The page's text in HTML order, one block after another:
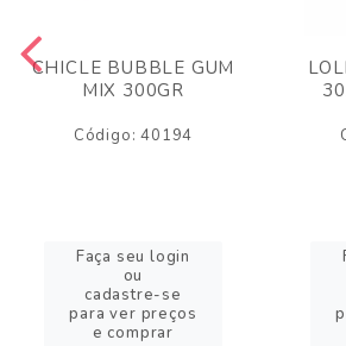
CHICLE BUBBLE GUM
MIX 300GR
Código: 40194
Faça seu login
ou
cadastre-se
para ver preços
e comprar